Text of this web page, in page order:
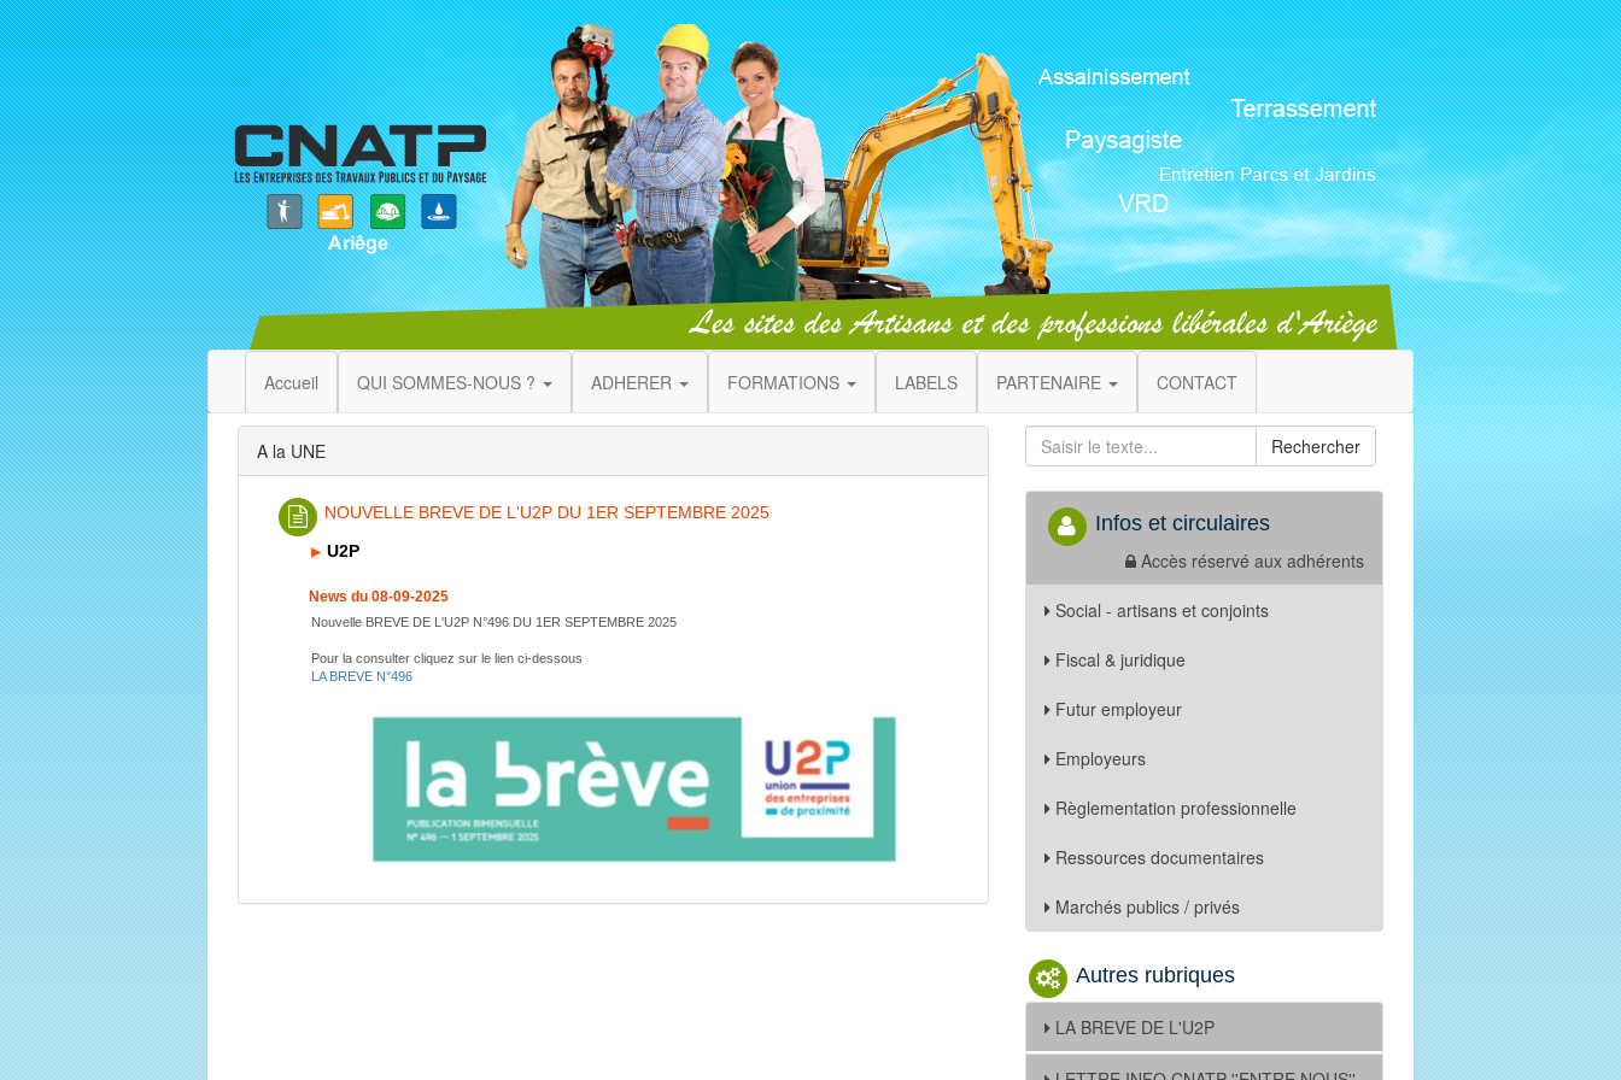
Accueil QUI SOMMES-NOUS ? ADHERER FORMATIONS LABELS PARTENAIRE CONTACT
A la UNE
NOUVELLE BREVE DE L'U2P DU 1ER SEPTEMBRE 2025
U2P
News du 08-09-2025
Nouvelle BREVE DE L'U2P N°496 DU 1ER SEPTEMBRE 2025
Pour la consulter cliquez sur le lien ci-dessous
LA BREVE N°496
Rechercher
Infos et circulaires
Accès réservé aux adhérents
Social - artisans et conjoints
Fiscal & juridique
Futur employeur
Employeurs
Règlementation professionnelle
Ressources documentaires
Marchés publics / privés
Autres rubriques
LA BREVE DE L'U2P